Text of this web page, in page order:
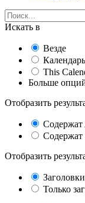
Искать в
Везде
Календарь
This
Больше
Отобразить
Содержат
Содержат
Отобразить
Только